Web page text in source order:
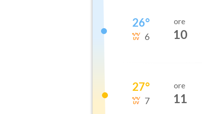
26°
6
ore
10
27°
7
ore
11